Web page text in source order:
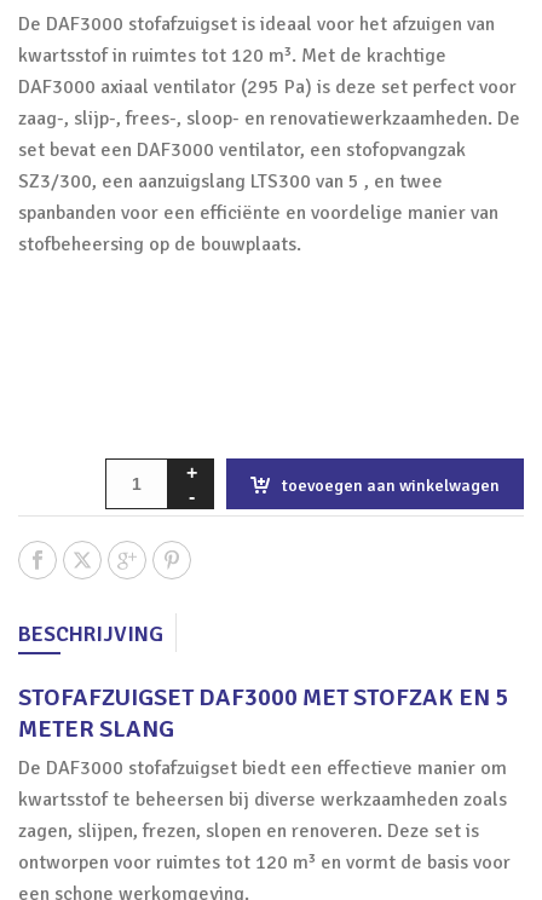
De DAF3000 stofafzuigset is ideaal voor het afzuigen van
kwartsstof in ruimtes tot 120 m³. Met de krachtige
DAF3000 axiaal ventilator (295 Pa) is deze set perfect voor
zaag-, slijp-, frees-, sloop- en renovatiewerkzaamheden. De
set bevat een DAF3000 ventilator, een stofopvangzak
SZ3/300, een aanzuigslang LTS300 van 5 , en twee
spanbanden voor een efficiënte en voordelige manier van
stofbeheersing op de bouwplaats.
toevoegen aan winkelwagen
BESCHRIJVING
STOFAFZUIGSET DAF3000 MET STOFZAK EN 5
METER SLANG
De DAF3000 stofafzuigset biedt een effectieve manier om
kwartsstof te beheersen bij diverse werkzaamheden zoals
zagen, slijpen, frezen, slopen en renoveren. Deze set is
ontworpen voor ruimtes tot 120 m³ en vormt de basis voor
een schone werkomgeving.